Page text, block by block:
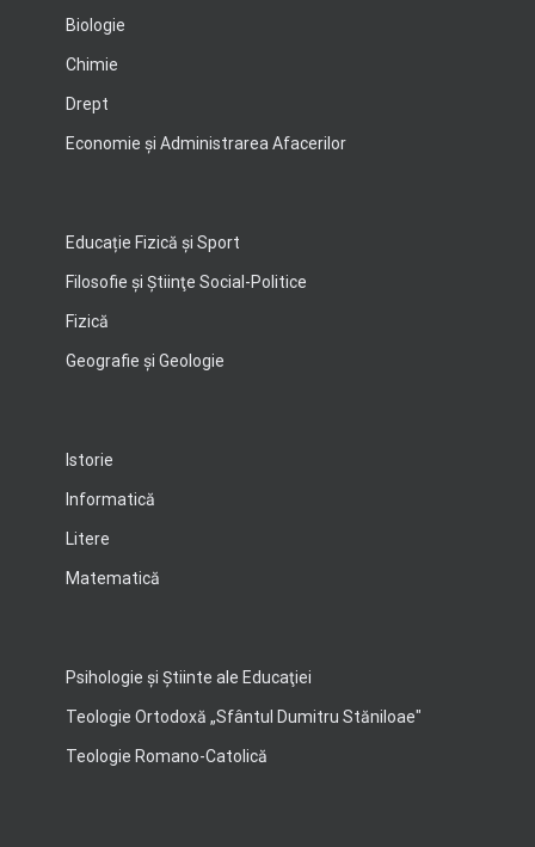
Biologie
Chimie
Drept
Economie şi Administrarea Afacerilor
Educație Fizică și Sport
Filosofie şi Ştiinţe Social-Politice
Fizică
Geografie şi Geologie
Istorie
Informatică
Litere
Matematică
Psihologie şi Ştiinte ale Educaţiei
Teologie Ortodoxă „Sfântul Dumitru Stăniloae"
Teologie Romano-Catolică